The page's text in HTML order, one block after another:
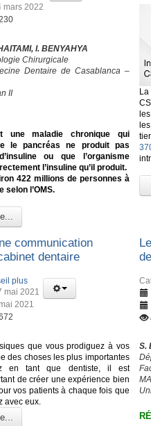
mars 2022
I. BENYAHYA
Chirurgicale
Dentaire de Casablanca –
II
une maladie chronique qui
le pancréas ne produit pas
ou que l’organisme
l’insuline qu’il produit.
422 millions de personnes à
selon l’OMS.
communication
dentaire
plus
mai 2021
2021
que vous prodiguez à vos
des choses les plus importantes
en tant que dentiste, il est
de créer une expérience bien
vos patients à chaque fois que
avec eux.
S.